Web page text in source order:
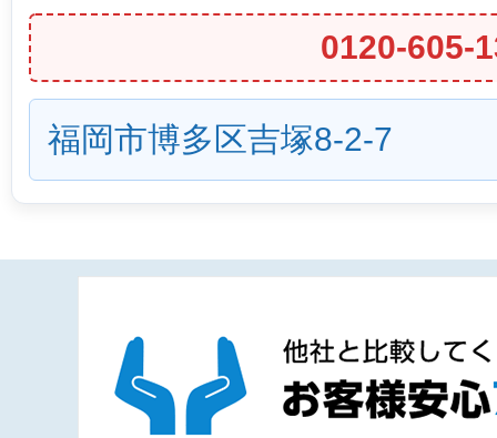
0120-605-
福岡市博多区吉塚8-2-7